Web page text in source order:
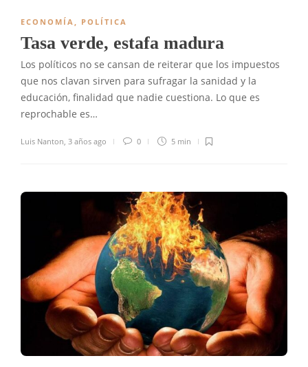
ECONOMÍA, POLÍTICA
Tasa verde, estafa madura
Los políticos no se cansan de reiterar que los impuestos
que nos clavan sirven para sufragar la sanidad y la
educación, finalidad que nadie cuestiona. Lo que es
reprochable es…
Luis Nanton, 3 años ago 0 5 min